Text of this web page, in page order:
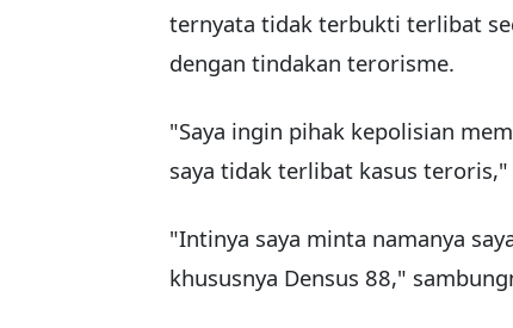
ternyata tidak terbukti terlibat
dengan tindakan terorisme.
"Saya ingin pihak kepolisian
saya tidak terlibat kasus
"Intinya saya minta namanya
khususnya Densus 88,"